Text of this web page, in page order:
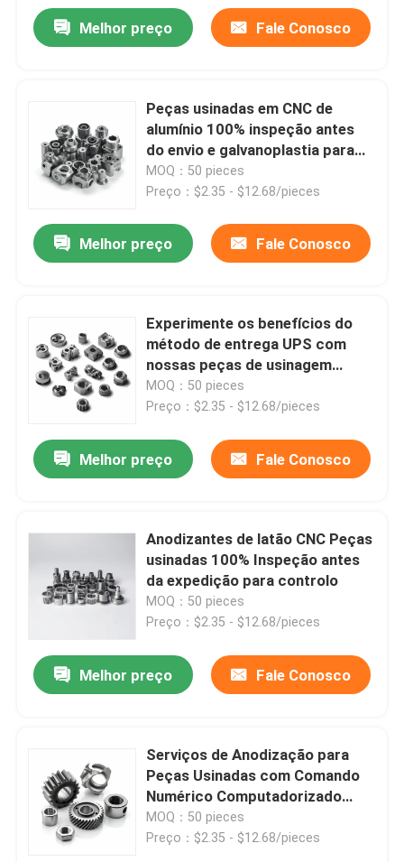
Melhor preço Fale Conosco
Peças usinadas em CNC de
alumínio 100% inspeção antes
do envio e galvanoplastia para
controle
MOQ：50 pieces
Preço：$2.35 - $12.68/pieces
Melhor preço Fale Conosco
Experimente os benefícios do
método de entrega UPS com
nossas peças de usinagem
computadorizadas e
controladas numericamente
MOQ：50 pieces
Preço：$2.35 - $12.68/pieces
Melhor preço Fale Conosco
Anodizantes de latão CNC Peças
usinadas 100% Inspeção antes
da expedição para controlo
MOQ：50 pieces
Preço：$2.35 - $12.68/pieces
Melhor preço Fale Conosco
Serviços de Anodização para
Peças Usinadas com Comando
Numérico Computadorizado
(CNC) para Aplicações Médicas:
Precisão e Durabilidade
MOQ：50 pieces
Preço：$2.35 - $12.68/pieces